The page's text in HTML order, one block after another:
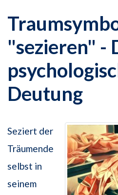
"sezieren" -
Deutung
Seziert der
Träumende
selbst in
seinem